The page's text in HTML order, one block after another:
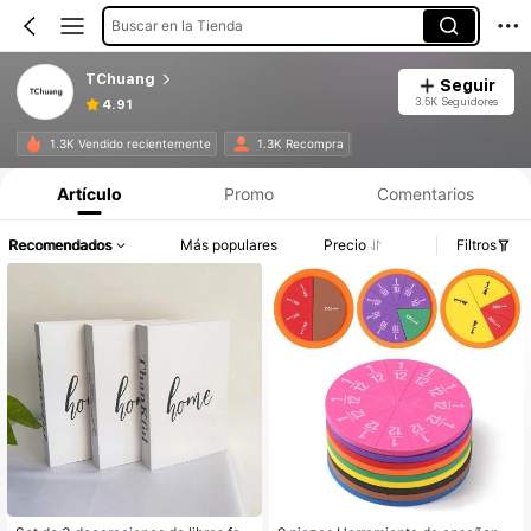
Buscar en la Tienda
TChuang
4.91
Seguir
3.5K Seguidores
1.3K Vendido recientemente 1.3K Recompra
Artículo Promo Comentarios
Recomendados Más populares Precio Filtros